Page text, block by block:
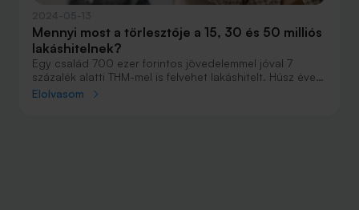
Mennyi most a törlesztője a 15, 30 és 50 milliós
lakáshitelnek?
Egy család 700 ezer forintos jövedelemmel jóval 7
százalék alatti THM-mel is felvehet lakáshitelt. Húsz éves
futamidejű, 15 milliós kölcsön törlesztésére a jövedelmük
Elolvasom